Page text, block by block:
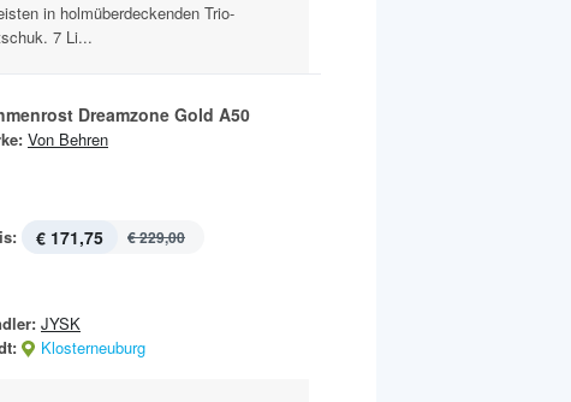
in holmüberdeckenden Trio-
7 Li...
Dreamzone Gold A50
Von Behren
€ 171,75 € 229,00
JYSK
Klosterneuburg